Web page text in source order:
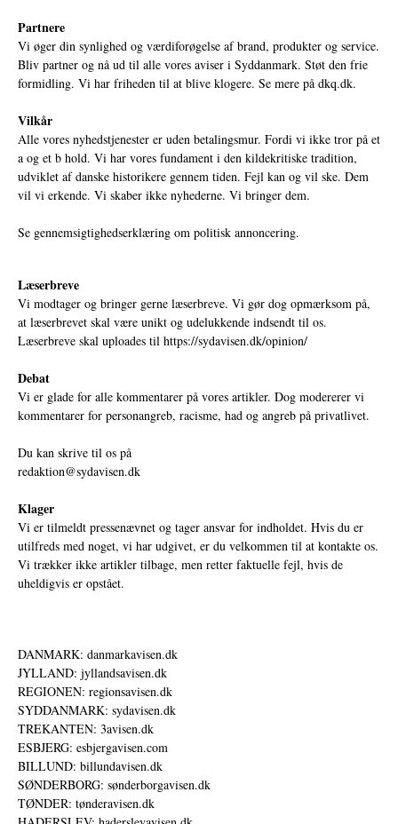
Partnere
Vi øger din synlighed og værdiforøgelse af brand, produkter og service.
Bliv partner og nå ud til alle vores aviser i Syddanmark. Støt den frie
formidling. Vi har friheden til at blive klogere. Se mere på dkq.dk.
Vilkår
Alle vores nyhedstjenester er uden betalingsmur. Fordi vi ikke tror på et
a og et b hold. Vi har vores fundament i den kildekritiske tradition,
udviklet af danske historikere gennem tiden. Fejl kan og vil ske. Dem
vil vi erkende. Vi skaber ikke nyhederne. Vi bringer dem.
Se gennemsigtighedserklæring om politisk annoncering.
Læserbreve
Vi modtager og bringer gerne læserbreve. Vi gør dog opmærksom på,
at læserbrevet skal være unikt og udelukkende indsendt til os.
Læserbreve skal uploades til https://sydavisen.dk/opinion/
Debat
Vi er glade for alle kommentarer på vores artikler. Dog modererer vi
kommentarer for personangreb, racisme, had og angreb på privatlivet.
Du kan skrive til os på
redaktion@sydavisen.dk
Klager
Vi er tilmeldt pressenævnet og tager ansvar for indholdet. Hvis du er
utilfreds med noget, vi har udgivet, er du velkommen til at kontakte os.
Vi trækker ikke artikler tilbage, men retter faktuelle fejl, hvis de
uheldigvis er opstået.
DANMARK: danmarkavisen.dk
JYLLAND: jyllandsavisen.dk
REGIONEN: regionsavisen.dk
SYDDANMARK: sydavisen.dk
TREKANTEN: 3avisen.dk
ESBJERG: esbjergavisen.com
BILLUND: billundavisen.dk
SØNDERBORG: sønderborgavisen.dk
TØNDER: tønderavisen.dk